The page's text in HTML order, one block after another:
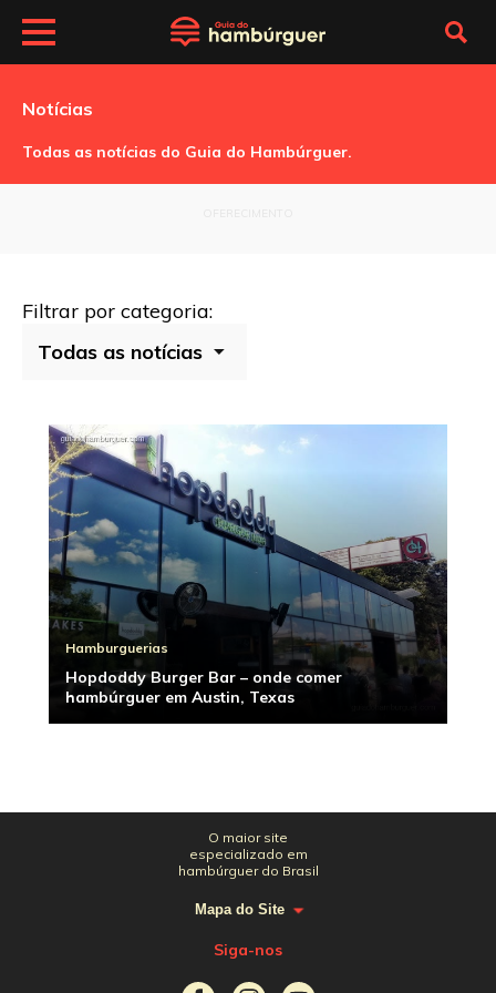
Notícias
Todas as notícias do Guia do Hambúrguer.
Filtrar por categoria:
Hamburguerias
Hopdoddy Burger Bar – onde comer
hambúrguer em Austin, Texas
O maior site
especializado em
hambúrguer do Brasil
Mapa do Site
Siga-nos